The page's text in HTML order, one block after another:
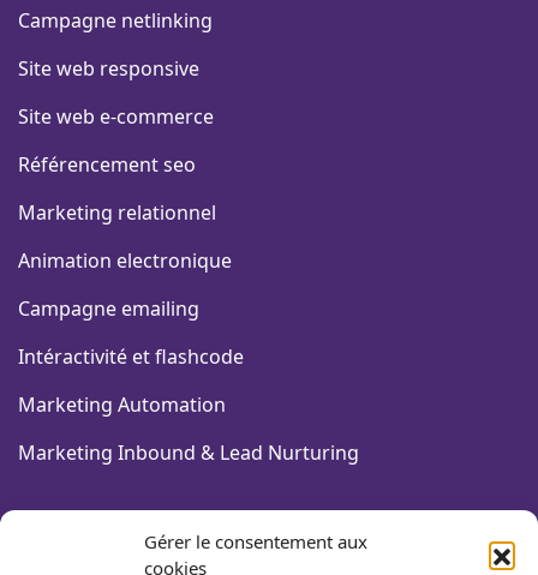
Gérer le consentement aux
cookies
Campagne netlinking
Site web responsive
Site web e-commerce
Référencement seo
Marketing relationnel
Animation electronique
Campagne emailing
Intéractivité et flashcode
Marketing Automation
Marketing Inbound & Lead Nurturing
FORMATIONS COMMUNICATION